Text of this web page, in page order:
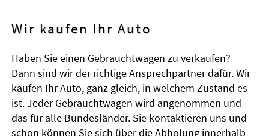
Wir kaufen Ihr Auto
Haben Sie einen Gebrauchtwagen zu verkaufen?
Dann sind wir der richtige Ansprechpartner dafür. Wir
kaufen Ihr Auto, ganz gleich, in welchem Zustand es
ist. Jeder Gebrauchtwagen wird angenommen und
das für alle Bundesländer. Sie kontaktieren uns und
schon können Sie sich über die Abholung innerhalb